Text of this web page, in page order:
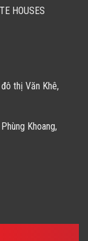
HOUSES
thị Văn Khê,
Khoang,